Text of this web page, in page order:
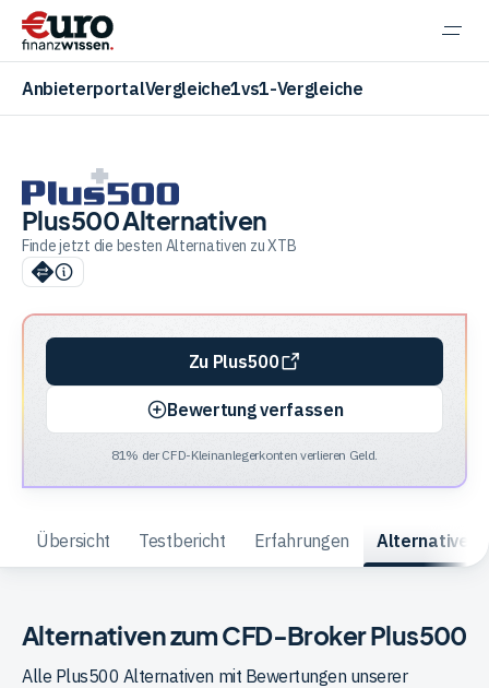
AnbieterportalVergleiche1vs1-Vergleiche
Aktien
Krypto
Trading
Plus500 Alternativen
Finde jetzt die besten Alternativen zu XTB
Übersicht Testbericht Erfahrungen Alternativen
Zu Plus500
Bewertung verfassen
81% der CFD-Kleinanlegerkonten verlieren Geld.
Alternativen zum CFD-Broker Plus500
Alle Plus500 Alternativen mit Bewertungen unserer